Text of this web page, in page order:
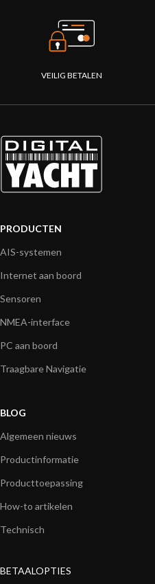
VEILIG BETALEN
PRODUCTEN
AIS-systemen
Internet aan boord
Sensoren
NMEA-interface
PC aan boord
Traagbare Navigatie
BLOG
Algemeen nieuws
Productinformatie
Producttoepassing
How-to artikelen
Technisch
BETAALOPTIES